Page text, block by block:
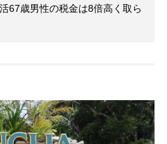
67歳男性の税金は8倍高く取ら